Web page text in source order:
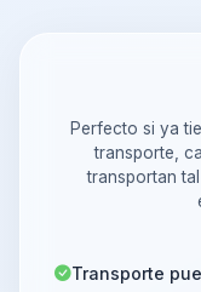
Perfecto si ya
transporte,
transportan
Transporte